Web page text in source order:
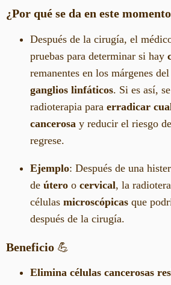
¿Por qué se da en este
Después de la cirugía, el
pruebas para determinar si hay
remanentes en los márgenes
ganglios linfáticos. Si es así,
radioterapia para erradicar
cancerosa y reducir el riesgo
regrese.
Ejemplo: Después de una
de útero o cervical, la
células microscópicas que
después de la cirugía.
Beneficio 💪
Elimina células cancerosas